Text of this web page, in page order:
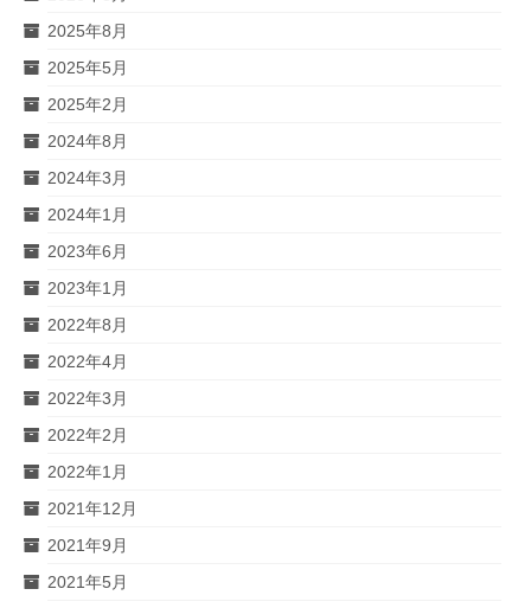
2025年8月
2025年5月
2025年2月
2024年8月
2024年3月
2024年1月
2023年6月
2023年1月
2022年8月
2022年4月
2022年3月
2022年2月
2022年1月
2021年12月
2021年9月
2021年5月